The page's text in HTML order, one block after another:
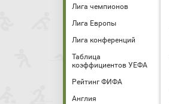
Лига чемпионов
Лига Европы
Лига конференций
Таблица
коэффициентов УЕФА
Рейтинг ФИФА
Англия